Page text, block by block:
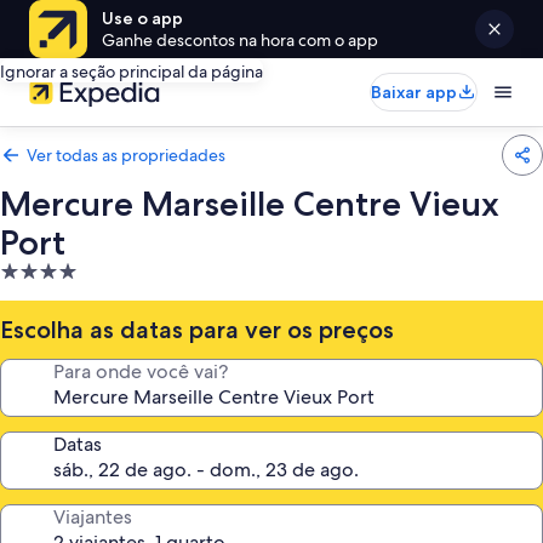
Use o app
Ganhe descontos na hora com o app
Ignorar a seção principal da página
Baixar app
Ver todas as propriedades
Mercure Marseille Centre Vieux
Port
Propriedade
4.0
estrelas
Escolha as datas para ver os preços
Para onde você vai?
Datas
Viajantes